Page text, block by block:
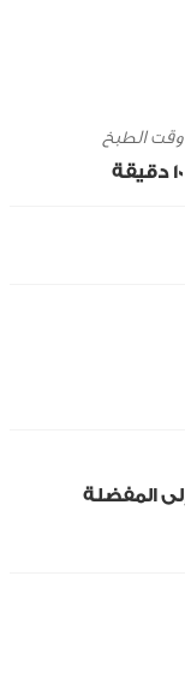
وقت الطبخ
10 ‎دقيقة